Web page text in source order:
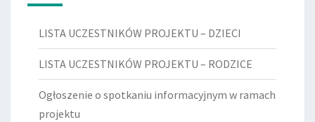
LISTA UCZESTNIKÓW PROJEKTU – DZIECI
LISTA UCZESTNIKÓW PROJEKTU – RODZICE
Ogłoszenie o spotkaniu informacyjnym w ramach
projektu